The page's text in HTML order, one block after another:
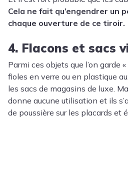
Cela ne fait qu’engendrer un
chaque ouverture de ce tiroir.
4. Flacons et sacs
Parmi ces objets que l’on garde
fioles en verre ou en plastique
les sacs de magasins de luxe.
donne aucune utilisation et ils
de poussière sur les placards et